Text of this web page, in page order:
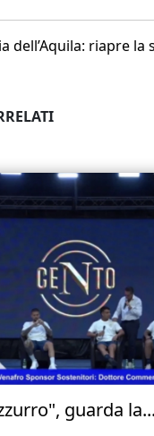
dell’Aquila: riapre la
guarda la...